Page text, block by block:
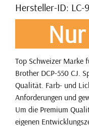
Hersteller-ID: LC-
Top Schweizer Marke
Brother DCP-550 CJ.
Qualität. Farb- und
Anforderungen und
Um die Premium
eigenen